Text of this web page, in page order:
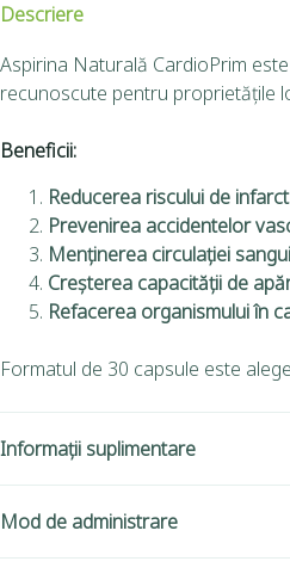
Descriere
Aspirina Naturală CardioPrim
recunoscute pentru proprietățile
Beneficii:
Reducerea riscului de
Prevenirea accidentelor
Menținerea circulației
Creșterea capacității de
Refacerea organismului în
Formatul de 30 capsule este
Informații suplimentare
Mod de administrare